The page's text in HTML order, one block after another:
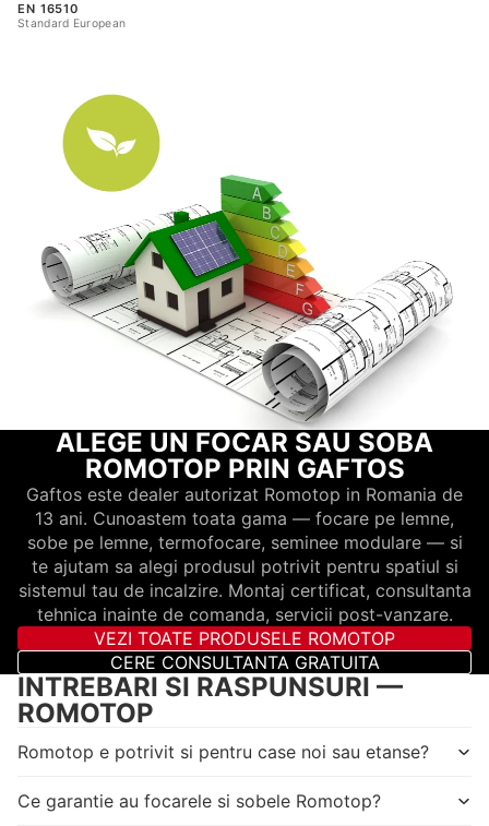
EN 16510
Standard European
ALEGE UN FOCAR SAU SOBA
ROMOTOP PRIN GAFTOS
Gaftos este dealer autorizat Romotop in Romania de
13 ani. Cunoastem toata gama — focare pe lemne,
sobe pe lemne, termofocare, seminee modulare — si
te ajutam sa alegi produsul potrivit pentru spatiul si
sistemul tau de incalzire. Montaj certificat, consultanta
tehnica inainte de comanda, servicii post-vanzare.
VEZI TOATE PRODUSELE ROMOTOP
CERE CONSULTANTA GRATUITA
INTREBARI SI RASPUNSURI —
ROMOTOP
Romotop e potrivit si pentru case noi sau etanse?
Ce garantie au focarele si sobele Romotop?